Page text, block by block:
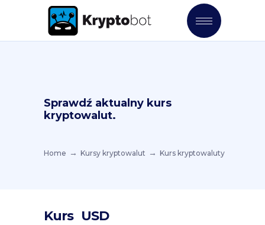
Sprawdź aktualny kurs
kryptowalut.
Home Kursy kryptowalut Kurs kryptowaluty
Kurs USD